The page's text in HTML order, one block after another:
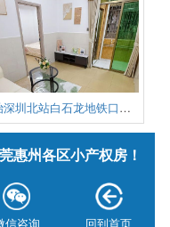
民治深圳北站白石龙地铁口《白石
惠州各区小产权房！
网 版权所有
信咨询 回到首页